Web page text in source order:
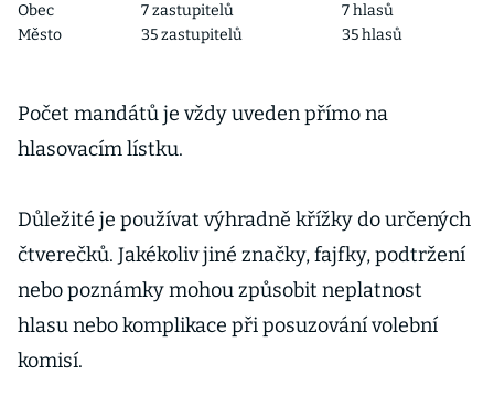
Obec
7 zastupitelů
7 hlasů
Město
35 zastupitelů 35 hlasů
Počet mandátů je vždy uveden přímo na
hlasovacím lístku.
Důležité je používat výhradně křížky do určených
čtverečků. Jakékoliv jiné značky, fajfky, podtržení
nebo poznámky mohou způsobit neplatnost
hlasu nebo komplikace při posuzování volební
komisí.